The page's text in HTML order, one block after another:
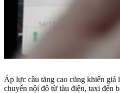
Áp lực cầu tăng cao cũng khiến giá
chuyển nội đô từ tàu điện, taxi đến